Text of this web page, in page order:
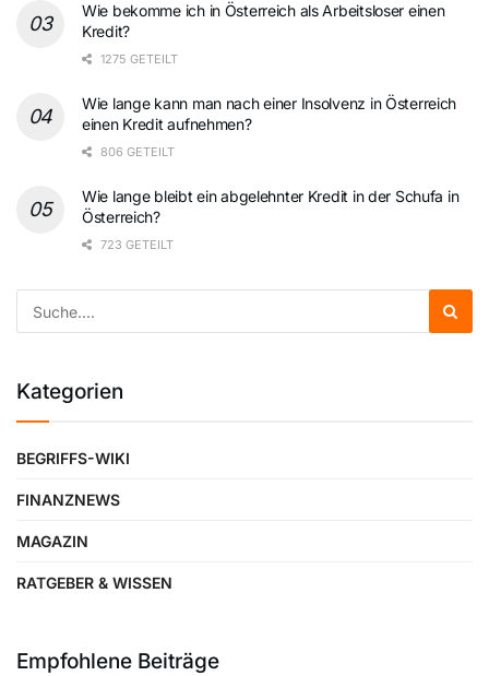
Wie bekomme ich in Österreich als Arbeitsloser einen
Kredit?
1275 GETEILT
Wie lange kann man nach einer Insolvenz in Österreich
einen Kredit aufnehmen?
806 GETEILT
Wie lange bleibt ein abgelehnter Kredit in der Schufa in
Österreich?
723 GETEILT
Kategorien
BEGRIFFS-WIKI
FINANZNEWS
MAGAZIN
RATGEBER & WISSEN
Empfohlene Beiträge